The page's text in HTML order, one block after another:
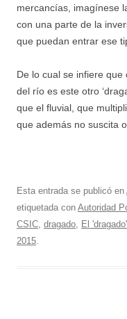
mercancías, imagínese
con una parte de la
que puedan entrar ese
De lo cual se infiere
del río es este otro
que el fluvial, que
que además no suscita
Esta entrada se publicó en
etiquetada con Autoridad
CSIC, dragado, El
2015.